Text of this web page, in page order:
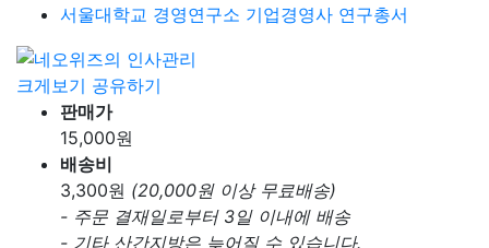
서울대학교 경영연구소 기업경영사 연구총서
크게보기 공유하기
판매가
15,000원
배송비
3,300원 (20,000원 이상 무료배송)
- 주문 결재일로부터 3일 이내에 배송
- 기타 산간지방은 늦어질 수 있습니다.